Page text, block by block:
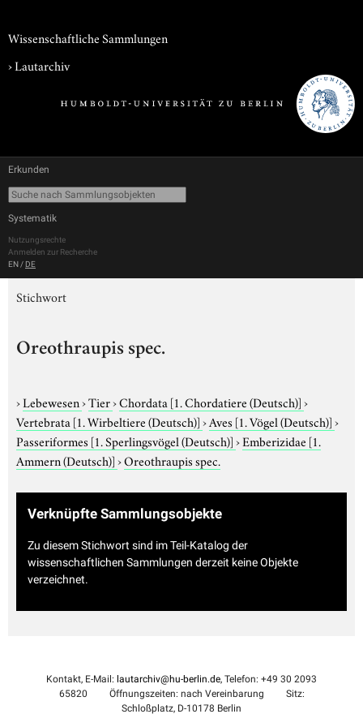
Wissenschaftliche Sammlungen
›Lautarchiv
Erkunden
Systematik
Nutzungsrechte
Anmelden zur Recherche
EN / DE
Stichwort
Oreothraupis spec.
›Lebewesen›Tier›Chordata [1. Chordatiere (Deutsch)]›
Vertebrata [1. Wirbeltiere (Deutsch)]›Aves [1. Vögel (Deutsch)]›
Passeriformes [1. Sperlingsvögel (Deutsch)]›Emberizidae [1.
Ammern (Deutsch)]›Oreothraupis spec.
Verknüpfte Sammlungsobjekte
Zu diesem Stichwort sind im Teil-Katalog der
wissenschaftlichen Sammlungen derzeit keine Objekte
verzeichnet.
Kontakt, E-Mail: lautarchiv@hu-berlin.de, Telefon: +49 30 2093
65820
Öffnungszeiten: nach Vereinbarung
Sitz:
Schloßplatz, D-10178 Berlin